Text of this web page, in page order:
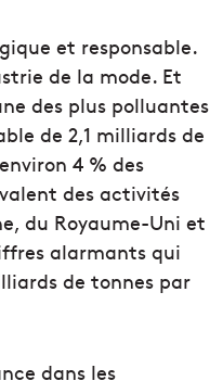
et responsable.
de la mode. Et
des plus polluantes
de 2,1 milliards de
4 % des
des activités
du Royaume-Uni et
alarmants qui
de tonnes par
dans les